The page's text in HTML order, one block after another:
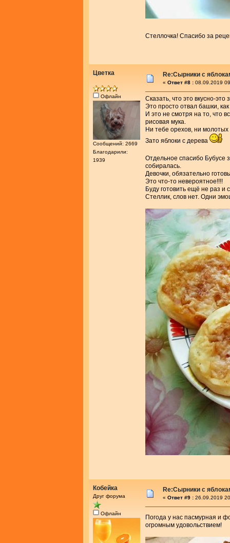
Стеллочка! Спасибо за
Цветка
Офлайн
Сообщений: 2669
Благодарили:
1939
Re:Сырники с
« Ответ #8 : 08.09.2019
Сказать, что это вкусно-это
Это просто отвал башки, как
И это не смотря на то, что
рисовая мука.
Ни тебе орехов, ни молотых
Зато яблоки с дерева
Отдельное спасибо Бубусе
собиралась.
Девочки, обязательно
Это что-то невероятное!!!!
Буду готовить ещё не раз и
Стеллик, слов нет. Одни
Кобейка
Друг форума
Офлайн
Re:Сырники с
« Ответ #9 : 26.09.2019
Погода у нас пасмурная и
огромным удовольствием!